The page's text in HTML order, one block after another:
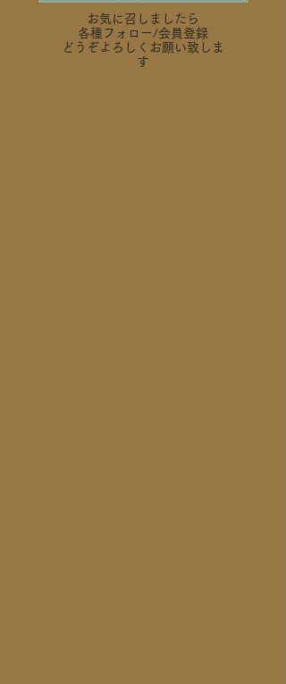
お気に召しましたら
各種フォロー/会員登録
どうぞよろしくお願い致しま
す